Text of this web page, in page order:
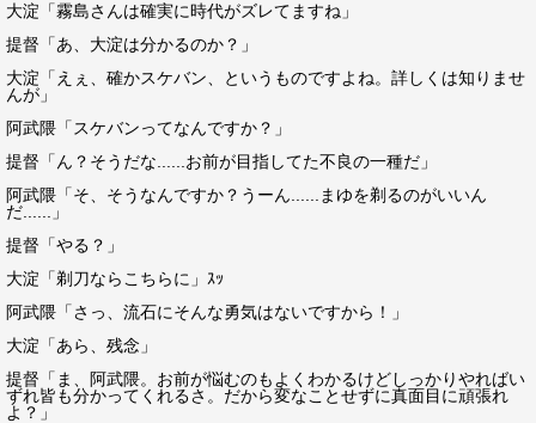
大淀「霧島さんは確実に時代がズレてますね」
提督「あ、大淀は分かるのか？」
大淀「えぇ、確かスケバン、というものですよね。詳しくは知りませ
んが」
阿武隈「スケバンってなんですか？」
提督「ん？そうだな......お前が目指してた不良の一種だ」
阿武隈「そ、そうなんですか？うーん......まゆを剃るのがいいん
だ......」
提督「やる？」
大淀「剃刀ならこちらに」ｽｯ
阿武隈「さっ、流石にそんな勇気はないですから！」
大淀「あら、残念」
提督「ま、阿武隈。お前が悩むのもよくわかるけどしっかりやればい
ずれ皆も分かってくれるさ。だから変なことせずに真面目に頑張れ
よ？」